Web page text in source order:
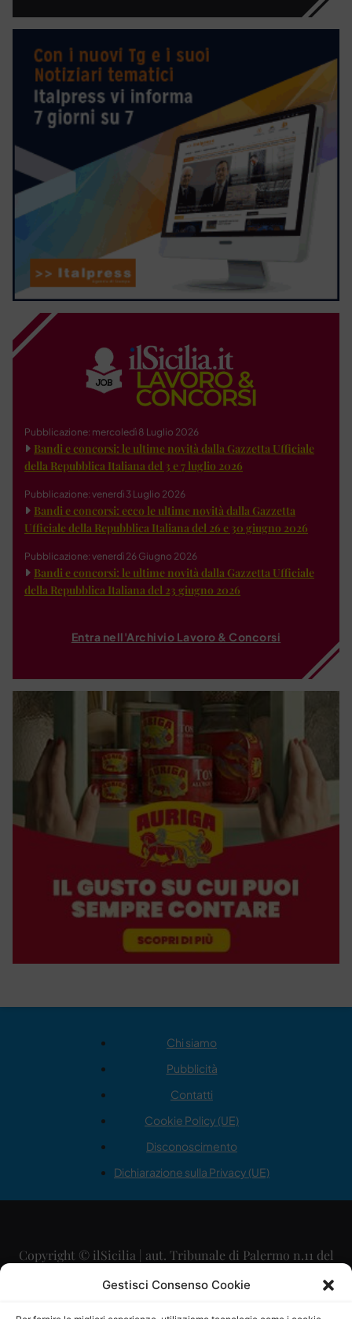
Gestisci Consenso Cookie
Pubblicazione: mercoledì 8 Luglio 2026
Bandi e concorsi: le ultime novità dalla Gazzetta Ufficiale
della Repubblica Italiana del 3 e 7 luglio 2026
Pubblicazione: venerdì 3 Luglio 2026
Bandi e concorsi: ecco le ultime novità dalla Gazzetta
Ufficiale della Repubblica Italiana del 26 e 30 giugno 2026
Pubblicazione: venerdì 26 Giugno 2026
Bandi e concorsi: le ultime novità dalla Gazzetta Ufficiale
della Repubblica Italiana del 23 giugno 2026
Entra nell'Archivio Lavoro & Concorsi
Chi siamo
Pubblicità
Contatti
Cookie Policy (UE)
Disconoscimento
Dichiarazione sulla Privacy (UE)
Copyright © ilSicilia | aut. Tribunale di Palermo n.11 del
29/09/2015